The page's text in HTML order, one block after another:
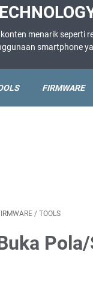
menarik seperti
smartphone
FIRMWARE
/ TOOLS